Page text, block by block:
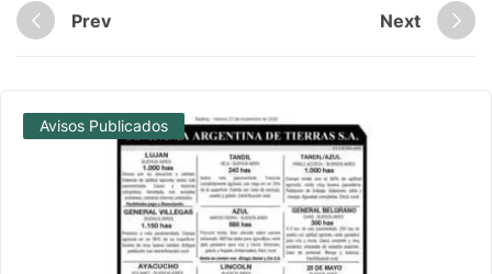
Prev Next
Avisos Publicados